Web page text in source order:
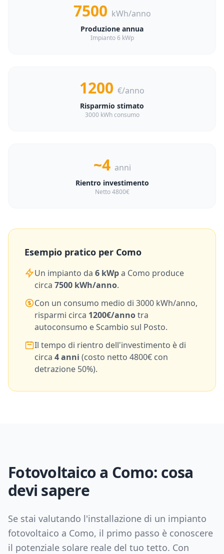
7500 kWh/anno
Produzione annua
Impianto 6 kWp
1200 €/anno
Risparmio stimato
3000 kWh consumo
~4 anni
Rientro investimento
Netto 4800€
Esempio pratico per Como
Un impianto da 6 kWpa Como produce
circa 7500 kWh/anno.
Con un consumo medio di 3000 kWh/anno,
risparmi circa 1200€/annotra
autoconsumo e Scambio sul Posto.
Il tempo di rientro dell'investimento è di
circa 4anni (costo netto 4800€ con
detrazione 50%).
Fotovoltaico a Como: cosa
devi sapere
Se stai valutando l'installazione di un impianto
fotovoltaico a Como, il primo passo è conoscere
il potenziale solare reale del tuo tetto. Con